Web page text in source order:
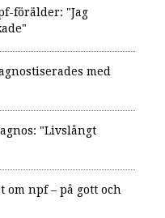
förälder: "Jag
med
"Livslångt
om npf – på gott och